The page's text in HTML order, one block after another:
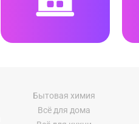
Бытовая химия
Всё для дома